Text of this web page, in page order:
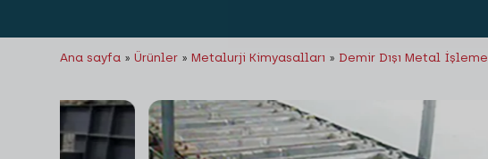
Ana sayfa »Ürünler »Metalurji Kimyasalları » Demir Dışı Metal İşleme